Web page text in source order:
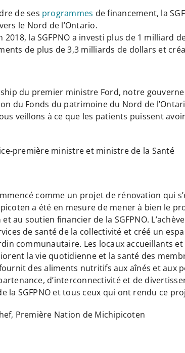
de ses programmes de financement, la
le Nord de l’Ontario.
2018, la SGFPNO a investi plus de 1 milliard
de plus de 3,3 milliards de dollars et
du premier ministre Ford, notre
du Fonds du patrimoine du Nord de
veillons à ce que les patients puissent
première ministre et ministre de la Santé
comme un projet de rénovation qui
a été en mesure de mener à bien le
au soutien financier de la SGFPNO.
de santé de la collectivité et créé un
communautaire. Les locaux accueillants
la vie quotidienne et la santé des
des aliments nutritifs aux aînés et aux
d’interconnectivité et de
la SGFPNO et tous ceux qui ont rendu ce
Première Nation de Michipicoten